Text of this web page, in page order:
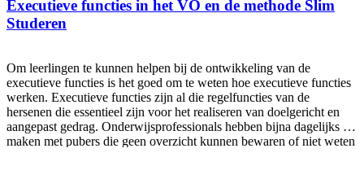
snellezen heeft op tekstbegrip. Volgens de onderzoekers Rayner et
al. (2016) en Baddeley (2003) heeft snellezen geen positief effect op
Executieve functies in het VO en de methode Slim
Studeren
Om leerlingen te kunnen helpen bij de ontwikkeling van de
executieve functies is het goed om te weten hoe executieve functies
werken. Executieve functies zijn al die regelfuncties van de
hersenen die essentieel zijn voor het realiseren van doelgericht en
aangepast gedrag. Onderwijsprofessionals hebben bijna dagelijks te
maken met pubers die geen overzicht kunnen bewaren of niet weten